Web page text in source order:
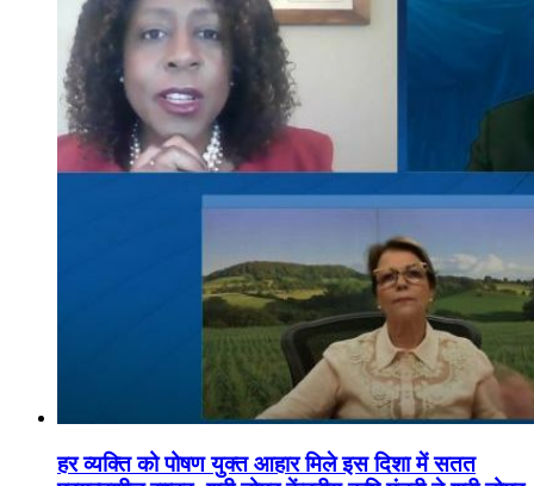
हर व्यक्ति को पोषण युक्त आहार मिले इस दिशा में सतत